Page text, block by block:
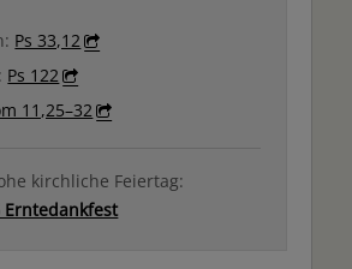
Ps 33,12
Ps 122
11,25–32
kirchliche Feiertag:
Erntedankfest